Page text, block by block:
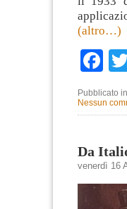
(altro…)
Pubblicato in
Nessun
Da
venerdì 16